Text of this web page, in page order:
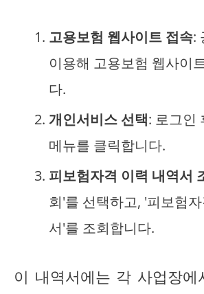
고용보험 웹사이트 접속:
이용해 고용보험 웹사이
다.
개인서비스 선택: 로그인
메뉴를 클릭합니다.
피보험자격 이력 내역서
회'를 선택하고, '피보험
서'를 조회합니다.
이 내역서에는 각 사업장에